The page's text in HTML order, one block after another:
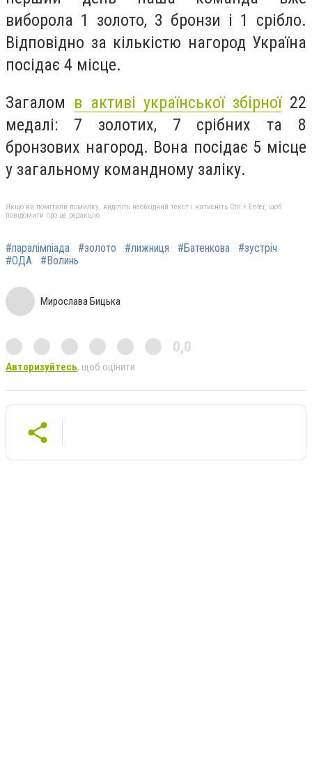
виборола 1 золото, 3 бронзи і 1 срібло.
Відповідно за кількістю нагород Україна
посідає 4 місце.
Загалом в активі української збірної22
медалі: 7 золотих, 7 срібних та 8
бронзових нагород. Вона посідає 5 місце
у загальному командному заліку.
Якщо ви помітили помилку, виділіть необхідний текст і натисніть Ctrl + Enter, щоб
повідомити про це редакцію
#паралімпіада #золото #лижниця #Батенкова
#зустріч
#ОДА
#Волинь
Мирослава Бицька
0,0
Авторизуйтесь, щоб оцінити